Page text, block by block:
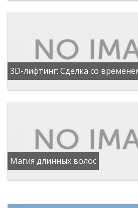
3D-лифтинг: Сделка со
Магия длинных волос